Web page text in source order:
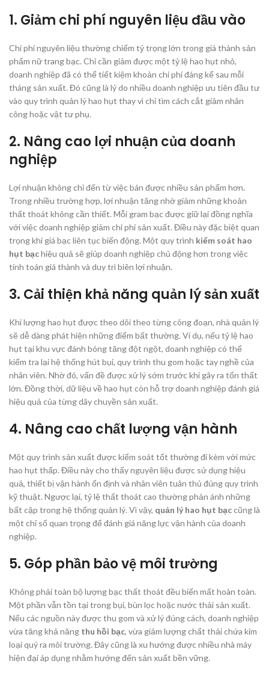
1. Giảm chi phí nguyên liệu đầu vào
Chi phí nguyên liệu thường chiếm tỷ trọng lớn trong giá thành sản
phẩm nữ trang bạc. Chỉ cần giảm được một tỷ lệ hao hụt nhỏ,
doanh nghiệp đã có thể tiết kiệm khoản chi phí đáng kể sau mỗi
tháng sản xuất. Đó cũng là lý do nhiều doanh nghiệp ưu tiên đầu tư
vào quy trình quản lý hao hụt thay vì chỉ tìm cách cắt giảm nhân
công hoặc vật tư phụ.
2. Nâng cao lợi nhuận của doanh
nghiệp
Lợi nhuận không chỉ đến từ việc bán được nhiều sản phẩm hơn.
Trong nhiều trường hợp, lợi nhuận tăng nhờ giảm những khoản
thất thoát không cần thiết. Mỗi gram bạc được giữ lại đồng nghĩa
với việc doanh nghiệp giảm chi phí sản xuất. Điều này đặc biệt quan
trọng khi giá bạc liên tục biến động. Một quy trình kiểm soát hao
hụt bạchiệu quả sẽ giúp doanh nghiệp chủ động hơn trong việc
tính toán giá thành và duy trì biên lợi nhuận.
3. Cải thiện khả năng quản lý sản xuất
Khi lượng hao hụt được theo dõi theo từng công đoạn, nhà quản lý
sẽ dễ dàng phát hiện những điểm bất thường. Ví dụ, nếu tỷ lệ hao
hụt tại khu vực đánh bóng tăng đột ngột, doanh nghiệp có thể
kiểm tra lại hệ thống hút bụi, quy trình thu gom hoặc tay nghề của
nhân viên. Nhờ đó, vấn đề được xử lý sớm trước khi gây ra tổn thất
lớn. Đồng thời, dữ liệu về hao hụt còn hỗ trợ doanh nghiệp đánh giá
hiệu quả của từng dây chuyền sản xuất.
4. Nâng cao chất lượng vận hành
Một quy trình sản xuất được kiểm soát tốt thường đi kèm với mức
hao hụt thấp. Điều này cho thấy nguyên liệu được sử dụng hiệu
quả, thiết bị vận hành ổn định và nhân viên tuân thủ đúng quy trình
kỹ thuật. Ngược lại, tỷ lệ thất thoát cao thường phản ánh những
bất cập trong hệ thống quản lý. Vì vậy, quản lý hao hụt bạccũng là
một chỉ số quan trọng để đánh giá năng lực vận hành của doanh
nghiệp.
5. Góp phần bảo vệ môi trường
Không phải toàn bộ lượng bạc thất thoát đều biến mất hoàn toàn.
Một phần vẫn tồn tại trong bụi, bùn lọc hoặc nước thải sản xuất.
Nếu các nguồn này được thu gom và xử lý đúng cách, doanh nghiệp
vừa tăng khả năng thu hồi bạc, vừa giảm lượng chất thải chứa kim
loại quý ra môi trường. Đây cũng là xu hướng được nhiều nhà máy
hiện đại áp dụng nhằm hướng đến sản xuất bền vững.